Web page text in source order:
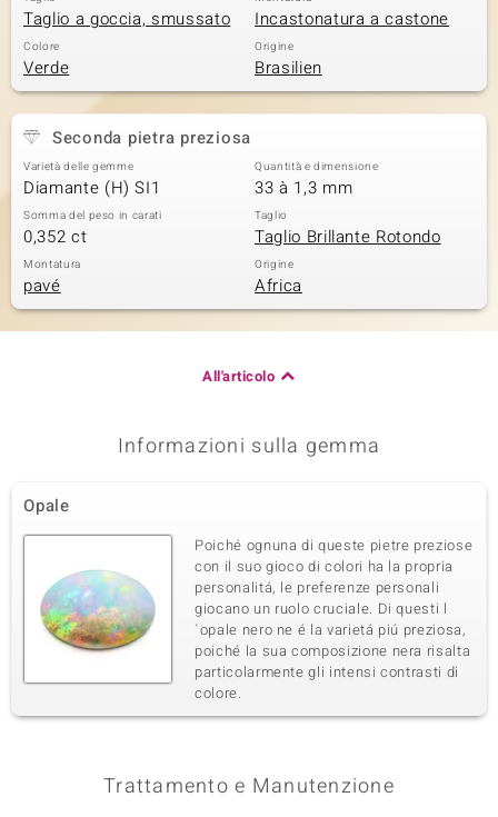
Taglio a goccia, smussato Incastonatura a castone
Colore
Verde
Origine
Brasilien
Seconda pietra preziosa
Varietà delle gemme
Diamante (H) SI1
Quantità e dimensione
33 à 1,3 mm
Somma del peso in carati
0,352 ct
Taglio
Taglio Brillante Rotondo
Montatura
pavé
Origine
Africa
All'articolo
Informazioni sulla gemma
Opale
Poiché ognuna di queste pietre preziose
con il suo gioco di colori ha la propria
personalitá, le preferenze personali
giocano un ruolo cruciale. Di questi l
´opale nero ne é la varietá piú preziosa,
poiché la sua composizione nera risalta
particolarmente gli intensi contrasti di
colore.
Trattamento e Manutenzione